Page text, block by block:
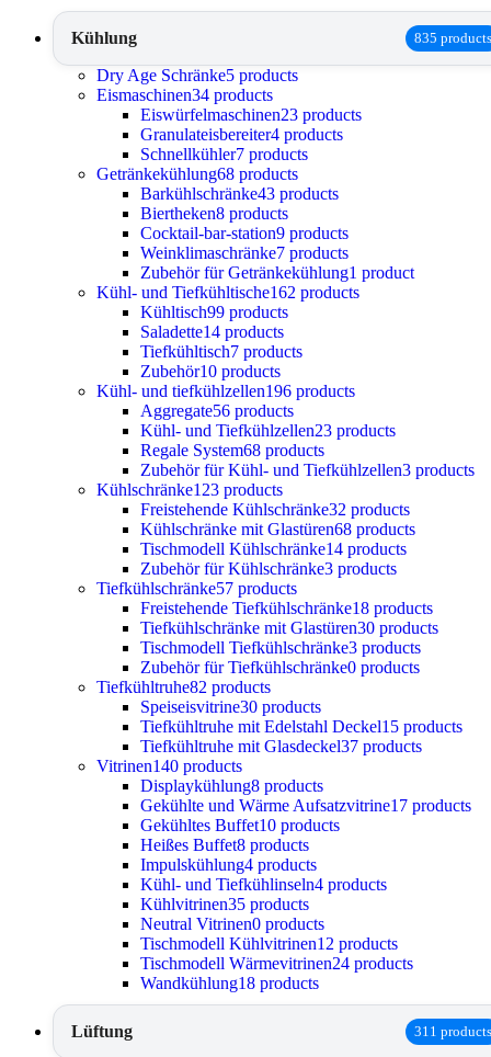
Kühlung 835 products
Dry Age Schränke5 products
Eismaschinen34 products
Eiswürfelmaschinen23 products
Granulateisbereiter4 products
Schnellkühler7 products
Getränkekühlung68 products
Barkühlschränke43 products
Biertheken8 products
Cocktail-bar-station9 products
Weinklimaschränke7 products
Zubehör für Getränkekühlung1 product
Kühl- und Tiefkühltische162 products
Kühltisch99 products
Saladette14 products
Tiefkühltisch7 products
Zubehör10 products
Kühl- und tiefkühlzellen196 products
Aggregate56 products
Kühl- und Tiefkühlzellen23 products
Regale System68 products
Zubehör für Kühl- und Tiefkühlzellen3 products
Kühlschränke123 products
Freistehende Kühlschränke32 products
Kühlschränke mit Glastüren68 products
Tischmodell Kühlschränke14 products
Zubehör für Kühlschränke3 products
Tiefkühlschränke57 products
Freistehende Tiefkühlschränke18 products
Tiefkühlschränke mit Glastüren30 products
Tischmodell Tiefkühlschränke3 products
Zubehör für Tiefkühlschränke0 products
Tiefkühltruhe82 products
Speiseisvitrine30 products
Tiefkühltruhe mit Edelstahl Deckel15 products
Tiefkühltruhe mit Glasdeckel37 products
Vitrinen140 products
Displaykühlung8 products
Gekühlte und Wärme Aufsatzvitrine17 products
Gekühltes Buffet10 products
Heißes Buffet8 products
Impulskühlung4 products
Kühl- und Tiefkühlinseln4 products
Kühlvitrinen35 products
Neutral Vitrinen0 products
Tischmodell Kühlvitrinen12 products
Tischmodell Wärmevitrinen24 products
Wandkühlung18 products
Lüftung 311 products